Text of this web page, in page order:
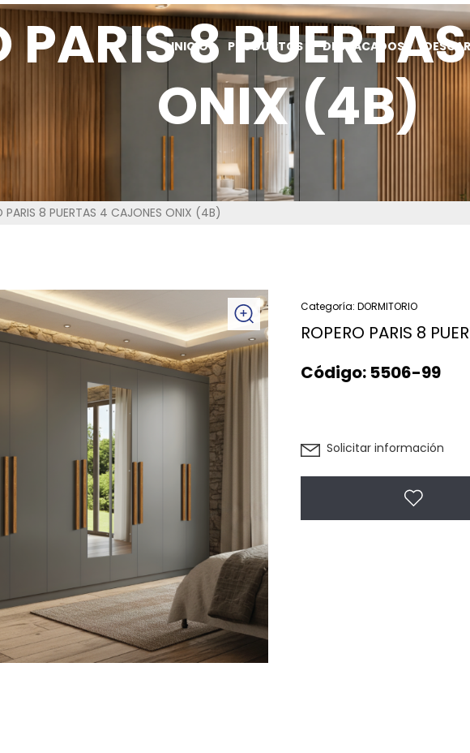
INICIO PRODUCTOS DESTACADOS
PARIS 8
ONIX (4B)
PARIS 8 PUERTAS 4 CAJONES ONIX (4B)
Categoría: DORMITORIO
ROPERO PARIS 8
Código: 5506-99
Solicitar información